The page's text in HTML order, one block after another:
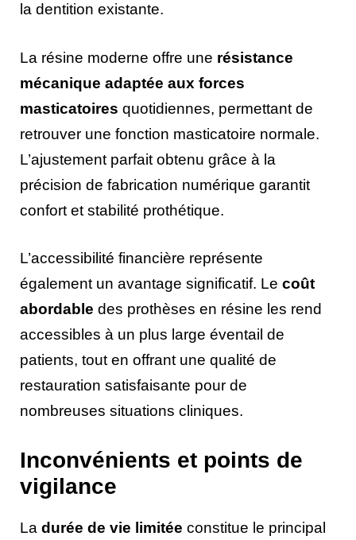
la dentition existante.
La résine moderne offre une résistance
mécanique adaptée aux forces
masticatoires quotidiennes, permettant de
retrouver une fonction masticatoire normale.
L’ajustement parfait obtenu grâce à la
précision de fabrication numérique garantit
confort et stabilité prothétique.
L’accessibilité financière représente
également un avantage significatif. Le coût
abordable des prothèses en résine les rend
accessibles à un plus large éventail de
patients, tout en offrant une qualité de
restauration satisfaisante pour de
nombreuses situations cliniques.
Inconvénients et points de
vigilance
La durée de vie limitée constitue le principal